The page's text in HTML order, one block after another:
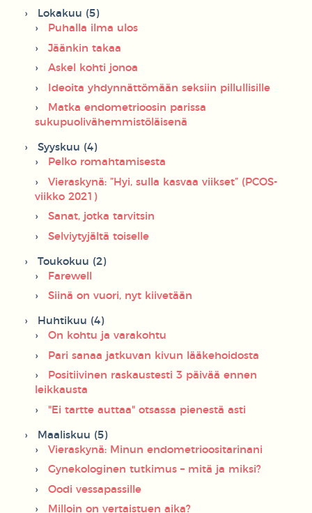
Lokakuu (5)
Puhalla ilma ulos
Jäänkin takaa
Askel kohti jonoa
Ideoita yhdynnättömään seksiin pillullisille
Matka endometrioosin parissa
sukupuolivähemmistöläisenä
Syyskuu (4)
Pelko romahtamisesta
Vieraskynä: ”Hyi, sulla kasvaa viikset” (PCOS-
viikko 2021)
Sanat, jotka tarvitsin
Selviytyjältä toiselle
Toukokuu (2)
Farewell
Siinä on vuori, nyt kiivetään
Huhtikuu (4)
On kohtu ja varakohtu
Pari sanaa jatkuvan kivun lääkehoidosta
Positiivinen raskaustesti 3 päivää ennen
leikkausta
"Ei tartte auttaa" otsassa pienestä asti
Maaliskuu (5)
Vieraskynä: Minun endometrioositarinani
Gynekologinen tutkimus – mitä ja miksi?
Oodi vessapassille
Milloin on vertaistuen aika?